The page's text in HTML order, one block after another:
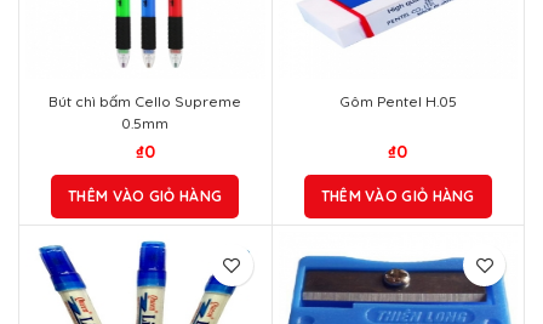
Bút chì bấm Cello Supreme
0.5mm
₫0
THÊM VÀO GIỎ HÀNG
Gôm Pentel H.05
₫0
THÊM VÀO GIỎ HÀNG